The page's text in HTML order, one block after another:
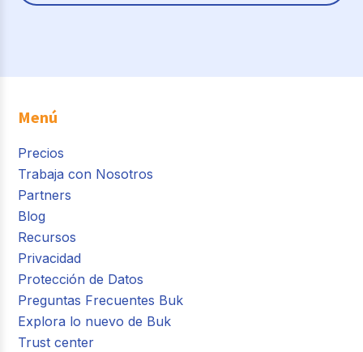
Menú
Precios
Trabaja con Nosotros
Partners
Blog
Recursos
Privacidad
Protección de Datos
Preguntas Frecuentes Buk
Explora lo nuevo de Buk
Trust center